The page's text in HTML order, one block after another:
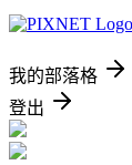
我的部落格
登出